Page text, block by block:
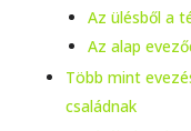
Az ülésből a
Az alap
Több mint
családnak